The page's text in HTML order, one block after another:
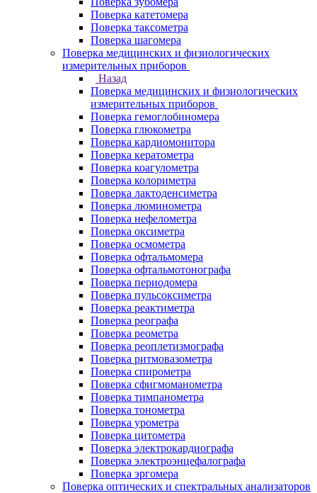
Поверка катетомера
Поверка таксометра
Поверка шагомера
Поверка медицинских и физиологических
измерительных приборов
Назад
Поверка медицинских и физиологических
измерительных приборов
Поверка гемоглобиномера
Поверка глюкометра
Поверка кардиомонитора
Поверка кератометра
Поверка коагулометра
Поверка колориметра
Поверка лактоденсиметра
Поверка люминометра
Поверка нефелометра
Поверка оксиметра
Поверка осмометра
Поверка офтальмомера
Поверка офтальмотонографа
Поверка периодомера
Поверка пульсоксиметра
Поверка реактиметра
Поверка реографа
Поверка реометра
Поверка реоплетизмографа
Поверка ритмовазометра
Поверка спирометра
Поверка сфигмоманометра
Поверка тимпанометра
Поверка тонометра
Поверка урометра
Поверка цитометра
Поверка электрокардиографа
Поверка электроэнцефалографа
Поверка эргомера
Поверка оптических и спектральных анализаторов